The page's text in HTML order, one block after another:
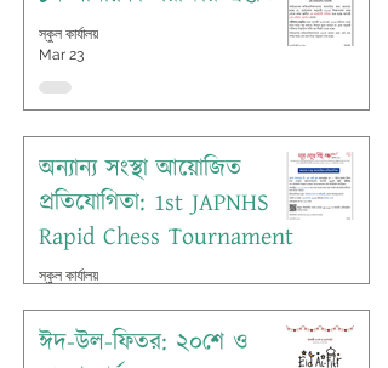
স্কুল কার্যালয়
Mar 23
অন্যান্য সংস্থা আয়োজিত
প্রতিযোগিতা: 1st JAPNHS
Rapid Chess Tournament
স্কুল কার্যালয়
ঈদ-উল-ফিতর: ২০শে ও